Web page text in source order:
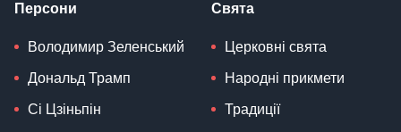
Персони
Володимир Зеленський
Дональд Трамп
Сі Цзіньпін
Свята
Церковні свята
Народні прикмети
Традиції